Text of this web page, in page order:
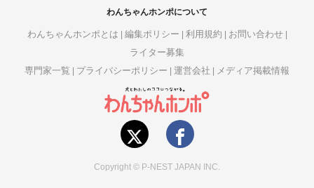
わんちゃんホンポについて
わんちゃんホンポとは 編集ポリシー 利用規約
お問い合わせ
ライター募集
専門家一覧
プライバシーポリシー 運営会社 メディア掲載情報
Copyright © P-NEST JAPAN INC.